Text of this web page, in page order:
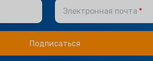
Электронная почта